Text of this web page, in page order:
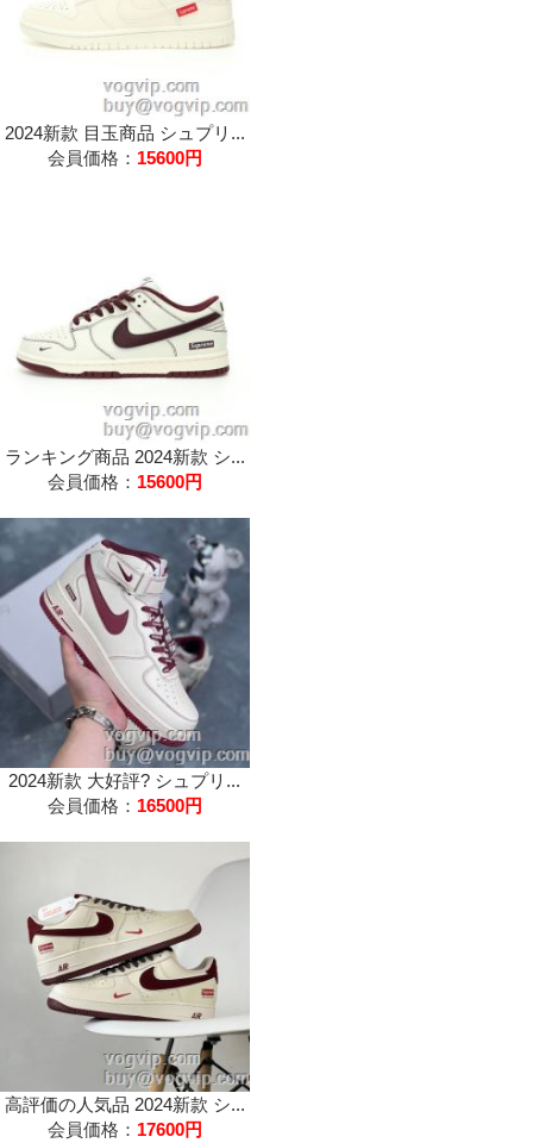
2024新款 目玉商品 シュプリ...
会員価格： 15600円
ランキング商品 2024新款 シ...
会員価格： 15600円
2024新款 大好評? シュプリ...
会員価格： 16500円
高評価の人気品 2024新款 シ...
会員価格： 17600円